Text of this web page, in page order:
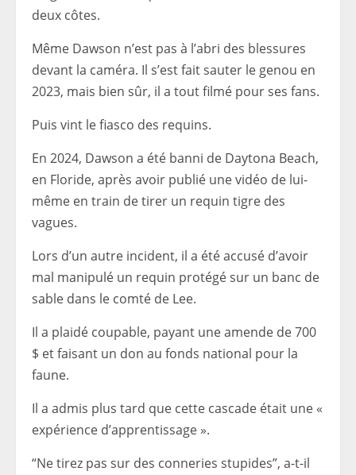
deux côtes.
Même Dawson n’est pas à l’abri des blessures
devant la caméra. Il s’est fait sauter le genou en
2023, mais bien sûr, il a tout filmé pour ses fans.
Puis vint le fiasco des requins.
En 2024, Dawson a été banni de Daytona Beach,
en Floride, après avoir publié une vidéo de lui-
même en train de tirer un requin tigre des
vagues.
Lors d’un autre incident, il a été accusé d’avoir
mal manipulé un requin protégé sur un banc de
sable dans le comté de Lee.
Il a plaidé coupable, payant une amende de 700
$ et faisant un don au fonds national pour la
faune.
Il a admis plus tard que cette cascade était une «
expérience d’apprentissage ».
“Ne tirez pas sur des conneries stupides”, a-t-il